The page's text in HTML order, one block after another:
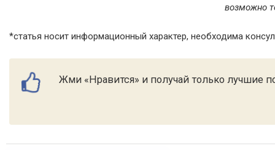
возможно
*статья носит информационный характер, необходима
Жми «Нравится» и получай только лучшие